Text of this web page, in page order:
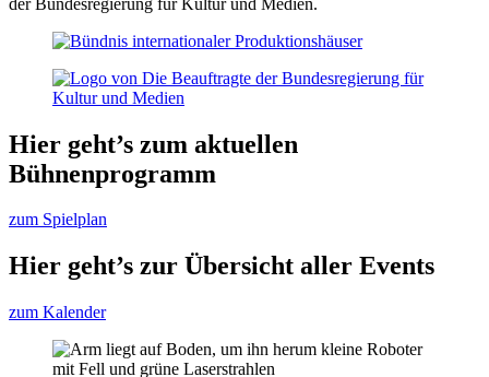
Hier geht’s zum aktuellen
Bühnenprogramm
zum Spielplan
Hier geht’s zur Übersicht aller Events
zum Kalender